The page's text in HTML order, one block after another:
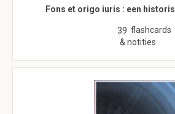
Fons et origo iuris : een
39 flashcards
& notities